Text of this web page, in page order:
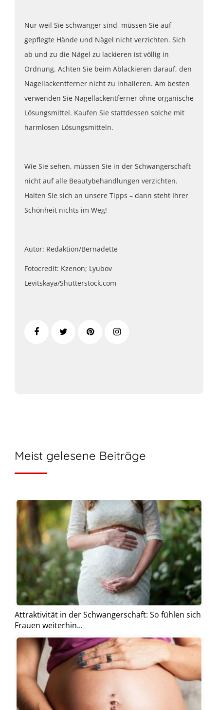
Nur weil Sie schwanger sind, müssen Sie auf
gepflegte Hände und Nägel nicht verzichten. Sich
ab und zu die Nägel zu lackieren ist völlig in
Ordnung. Achten Sie beim Ablackieren darauf, den
Nagellackentferner nicht zu inhalieren. Am besten
verwenden Sie Nagellackentferner ohne organische
Lösungsmittel. Kaufen Sie stattdessen solche mit
harmlosen Lösungsmitteln.
Wie Sie sehen, müssen Sie in der Schwangerschaft
nicht auf alle Beautybehandlungen verzichten.
Halten Sie sich an unsere Tipps – dann steht Ihrer
Schönheit nichts im Weg!
Autor: Redaktion/Bernadette
Fotocredit: Kzenon; Lyubov
Levitskaya/Shutterstock.com
Meist gelesene Beiträge
Attraktivität in der Schwangerschaft: So fühlen sich
Frauen weiterhin...